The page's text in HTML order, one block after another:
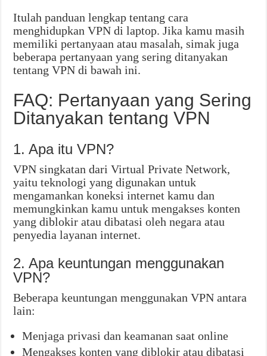
Itulah panduan lengkap tentang cara
menghidupkan VPN di laptop. Jika kamu masih
memiliki pertanyaan atau masalah, simak juga
beberapa pertanyaan yang sering ditanyakan
tentang VPN di bawah ini.
FAQ: Pertanyaan yang Sering
Ditanyakan tentang VPN
1. Apa itu VPN?
VPN singkatan dari Virtual Private Network,
yaitu teknologi yang digunakan untuk
mengamankan koneksi internet kamu dan
memungkinkan kamu untuk mengakses konten
yang diblokir atau dibatasi oleh negara atau
penyedia layanan internet.
2. Apa keuntungan menggunakan
VPN?
Beberapa keuntungan menggunakan VPN antara
lain:
Menjaga privasi dan keamanan saat online
Mengakses konten yang diblokir atau dibatasi